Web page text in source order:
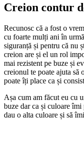
Creion contur
Recunosc că a fost o
cu foarte mulți ani în
siguranță și pentru că nu
creion are și el un rol
mai rezistent pe buze și
creionul te poate ajuta să
poate îți place ca și
Așa cum am făcut eu cu
buze dar ca și culoare
dau o alta culoare și să